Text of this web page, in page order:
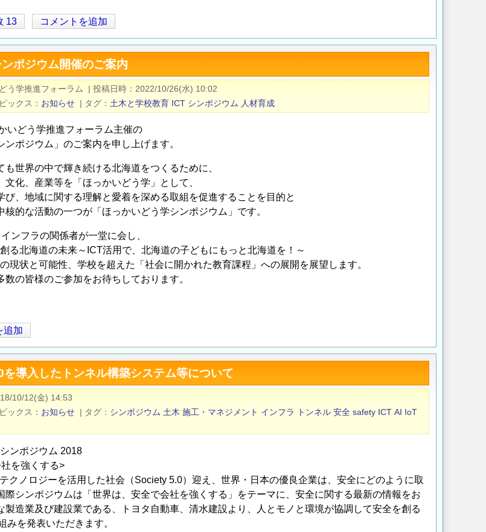
13 コメントを追加
ポジウム開催のご案内
う学推進フォーラム | 投稿日時
2022/10/26(水) 10:02
ックス お知らせ | タグ 土木と学校教育 ICT シンポジウム 人材育成
いどう学推進フォーラム主催の
ンポジウム」のご案内を申し上げます。
世界の中で輝き続ける北海道をつくるために、
化、産業等を「ほっかいどう学」として、
び、地域に関する理解と愛着を深める取組を促進することを目的と
核的な活動の一つが「ほっかいどう学シンポジウム」です。
ンフラの関係者が一堂に会し、
る北海道の未来～ICT活用で、北海道の子どもにもっと北海道を！～
現状と可能性、学校を超えた「社会に開かれた教育課程」への展開を展望します。
の皆様のご参加をお待ちしております。
追加
導入したトンネル構築システム等について
10/12(金) 14:53
ックス お知らせ | タグ シンポジウム 土木 施工・マネジメント インフラ トンネル 安全 safety ICT AI IoT
ンポジウム 2018
を強くする>
クノロジーを活用した社会（Society 5.0）迎え、世界・日本の優良企業は、安全にどのように取
際シンポジウムは「世界は、安全で会社を強くする」をテーマに、安全に関する最新の情報をお
製造業及び建設業である、トヨタ自動車、清水建設より、人とモノと環境が協調して安全を創る
みを発表いただきます。